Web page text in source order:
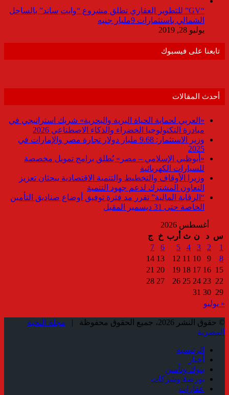
“GV” للتطوير العقاري تطلق مشروع “وايت ساند” بالساحل
الشمالي باستثمارات 9مليار جنيه
يوليو 28, 2019
تابعنا على فيسبوك
أحدث المقالات
«العربي لحماية الحياة البرية والبحرية» شريك استراتيجي في
مبادرة التكنولوجيا الخضراء والذكاء الاصطناعي 2026
وزير الاستثمار: 9.68 مليار دولار تجارة مصر والإمارات في
2025
«أبوظبي الإسلامي – مصر» يُطلق برامج تمويل مخصصة
للسيارات الكهربائية
وزيرا الأوقاف والتخطيط والتنمية الاقتصادية يبحثان تعزيز
التعاون المشترك لدعم جهود التنمية
“الرقابة المالية” تقرر مد فترة توفيق أوضاع صناديق التأمين
الخاصة حتى 31 ديسمبر المقبل
أغسطس 2026
س د ن ث أرب خ
ج
1
2
3
4
5
6
7
8
9
10
11
12
13
14
15
16
17
18
19
20
21
22
23
24
25
26
27
28
29
30
31
« يوليو
© حقوق النشر 2026، جميع الحقوق محفوظة |
مجلة النخبة
المصرية
الرئيسية
أخبار
بنوك وتأمين
بورصة وشركات
عقارات